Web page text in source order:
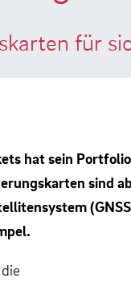
für
hat sein Portfolio
sind